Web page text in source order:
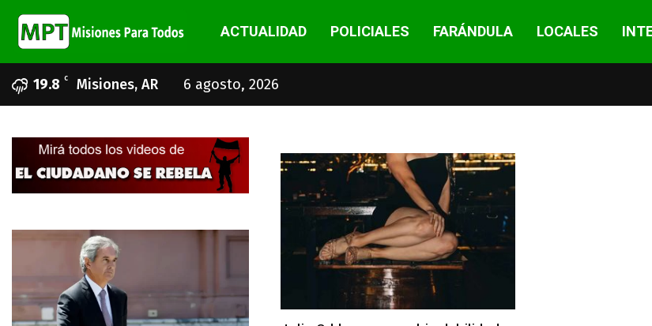
ACTUALIDAD POLICIALES FARÁNDULA LOCALES
19.8 C Misiones, AR 6 agosto, 2026